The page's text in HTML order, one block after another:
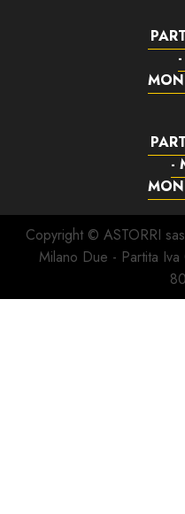
-
Copyright © ASTORRI
Milano Due - Partita